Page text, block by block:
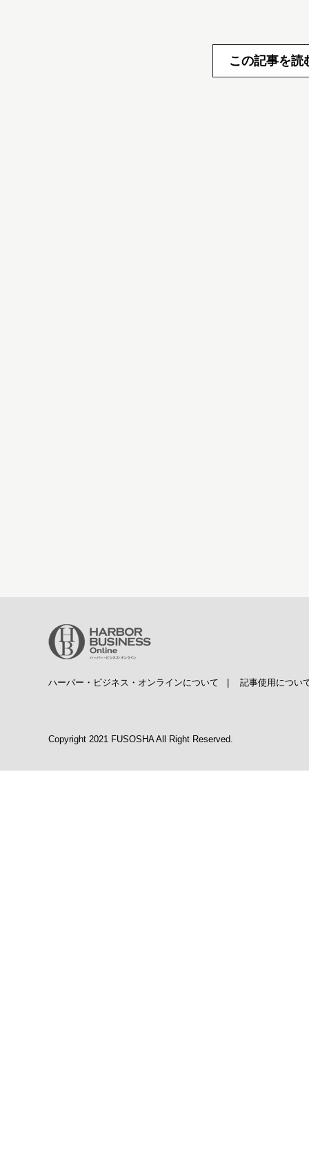
この記事を読
ハーバー・ビジネス・オンラインについて | 記事使用につい
Copyright 2021 FUSOSHA All Right Reserved.